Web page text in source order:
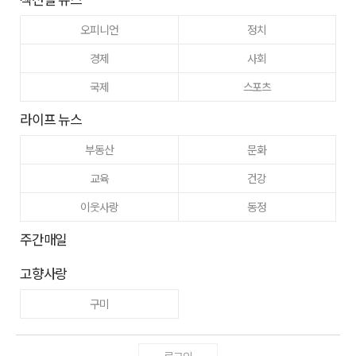
오피니언
정치
경제
사회
국제
스포츠
라이프 뉴스
부동산
문화
교육
건강
이웃사랑
동정
주간매일
고향사랑
구미